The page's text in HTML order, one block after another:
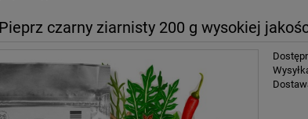
czarny ziarnisty 200 g wysokiej